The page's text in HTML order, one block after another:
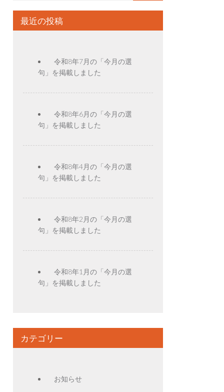
最近の投稿
令和8年7月の「今月の選
句」を掲載しました
令和8年6月の「今月の選
句」を掲載しました
令和8年4月の「今月の選
句」を掲載しました
令和8年2月の「今月の選
句」を掲載しました
令和8年1月の「今月の選
句」を掲載しました
カテゴリー
お知らせ